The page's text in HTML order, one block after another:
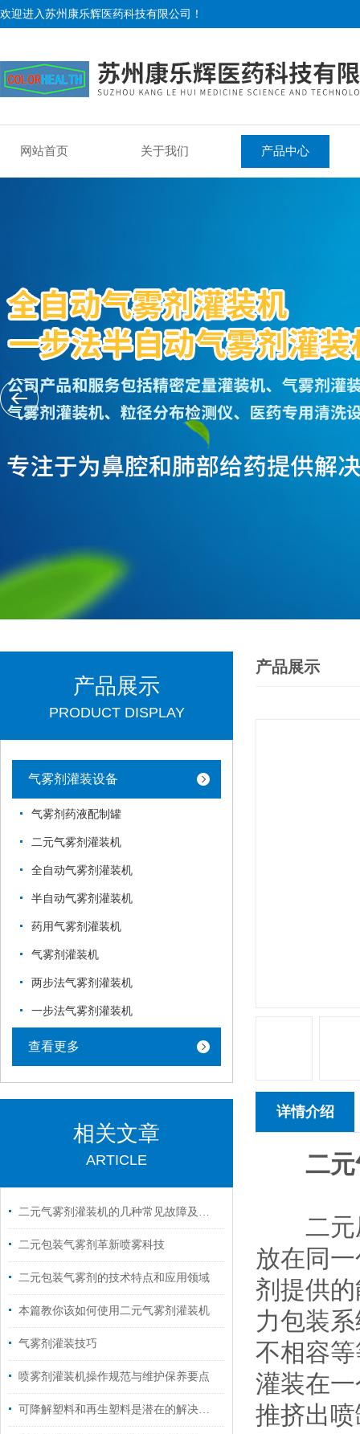
欢迎进入苏州康乐辉医药科技有限公司！
网站首页 关于我们 产品中心
产品展示
PRODUCT DISPLAY
气雾剂灌装设备
气雾剂药液配制罐
二元气雾剂灌装机
全自动气雾剂灌装机
半自动气雾剂灌装机
药用气雾剂灌装机
气雾剂灌装机
两步法气雾剂灌装机
一步法气雾剂灌装机
查看更多
相关文章
ARTICLE
二元气雾剂灌装机的几种常见故障及解决方法
二元包装气雾剂革新喷雾科技
二元包装气雾剂的技术特点和应用领域
本篇教你该如何使用二元气雾剂灌装机
气雾剂灌装技巧
喷雾剂灌装机操作规范与维护保养要点
可降解塑料和再生塑料是潜在的解决白色污染问题的两种选择。
产品展示
详情介绍
二
二元压
放在同
剂提供
力包装
不相容
灌装在
推挤出